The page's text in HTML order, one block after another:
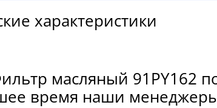
характеристики
масляный 91PY162
время наши менеджеры